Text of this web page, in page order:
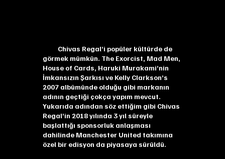
Chivas Regal’i popüler kültürde de
görmek mümkün. The Exorcist, Mad Men,
House of Cards, Haruki Murakami’nin
İmkansızın Şarkısı ve Kelly Clarkson’s
2007 albümünde olduğu gibi markanın
adının geçtiği çokça yapım mevcut.
Yukarıda adından söz ettiğim gibi Chivas
Regal’in 2018 yılında 3 yıl süreyle
başlattığı sponsorluk anlaşması
dahilinde Manchester United takımına
özel bir edisyon da piyasaya sürüldü.